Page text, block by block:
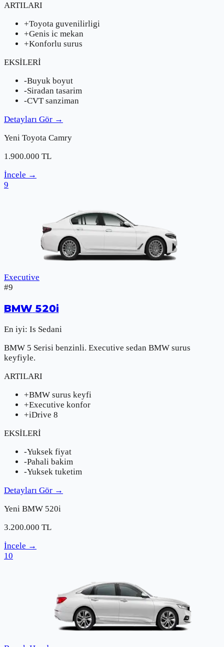
ARTILARI
+Toyota guvenilirligi
+Genis ic mekan
+Konforlu surus
EKSİLERİ
-Buyuk boyut
-Siradan tasarim
-CVT sanziman
Detayları Gör →
Yeni Toyota Camry
1.900.000 TL
İncele →
9
Executive
#9
BMW 520i
En iyi: Is Sedani
BMW 5 Serisi benzinli. Executive sedan BMW surus
keyfiyle.
ARTILARI
+BMW surus keyfi
+Executive konfor
+iDrive 8
EKSİLERİ
-Yuksek fiyat
-Pahali bakim
-Yuksek tuketim
Detayları Gör →
Yeni BMW 520i
3.200.000 TL
İncele →
10